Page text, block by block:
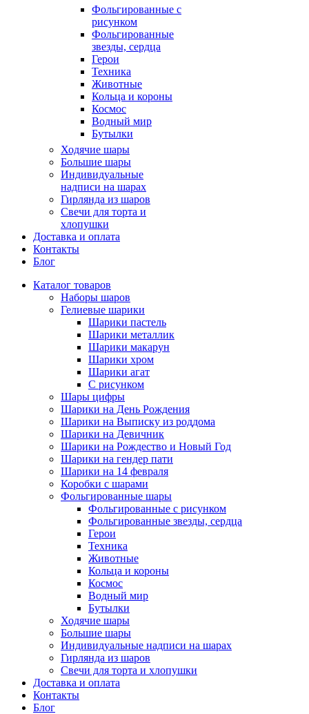
Фольгированные с
рисунком
Фольгированные
звезды, сердца
Герои
Техника
Животные
Кольца и короны
Космос
Водный мир
Бутылки
Ходячие шары
Большие шары
Индивидуальные
надписи на шарах
Гирлянда из шаров
Свечи для торта и
хлопушки
Доставка и оплата
Контакты
Блог
Каталог товаров
Наборы шаров
Гелиевые шарики
Шарики пастель
Шарики металлик
Шарики макарун
Шарики хром
Шарики агат
С рисунком
Шары цифры
Шарики на День Рождения
Шарики на Выписку из роддома
Шарики на Девичник
Шарики на Рождество и Новый Год
Шарики на гендер пати
Шарики на 14 февраля
Коробки с шарами
Фольгированные шары
Фольгированные с рисунком
Фольгированные звезды, сердца
Герои
Техника
Животные
Кольца и короны
Космос
Водный мир
Бутылки
Ходячие шары
Большие шары
Индивидуальные надписи на шарах
Гирлянда из шаров
Свечи для торта и хлопушки
Доставка и оплата
Контакты
Блог